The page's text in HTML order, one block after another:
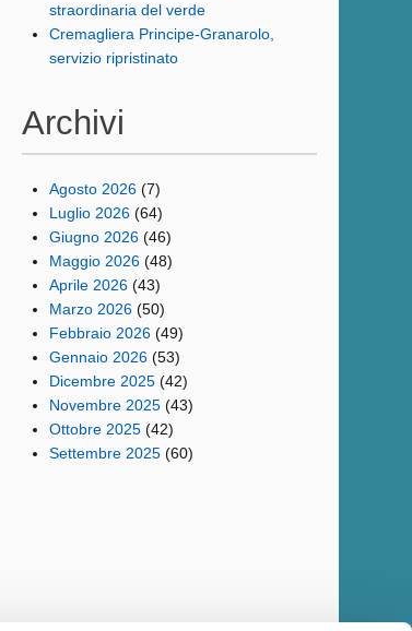
straordinaria del verde
Cremagliera Principe-Granarolo,
servizio ripristinato
Archivi
Agosto 2026 (7)
Luglio 2026 (64)
Giugno 2026 (46)
Maggio 2026 (48)
Aprile 2026 (43)
Marzo 2026 (50)
Febbraio 2026 (49)
Gennaio 2026 (53)
Dicembre 2025 (42)
Novembre 2025 (43)
Ottobre 2025 (42)
Settembre 2025 (60)